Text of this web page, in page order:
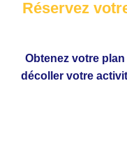
Réservez
Obtenez votre
décoller votre